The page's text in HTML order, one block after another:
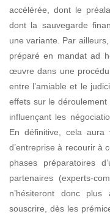
accélérée, dont le
dont la sauvegarde
une variante. Par
préparé en mandat ad
œuvre dans une
entre l’amiable et le
effets sur le déroulement
influençant les
En définitive, cela aura
d’entreprise à recourir à
phases préparatoires
partenaires (experts-
n’hésiteront donc
souscrire, dès les